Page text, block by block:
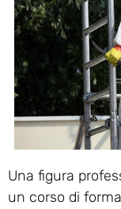
Una figura
un corso di